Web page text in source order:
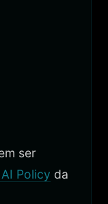
ser
Policy da